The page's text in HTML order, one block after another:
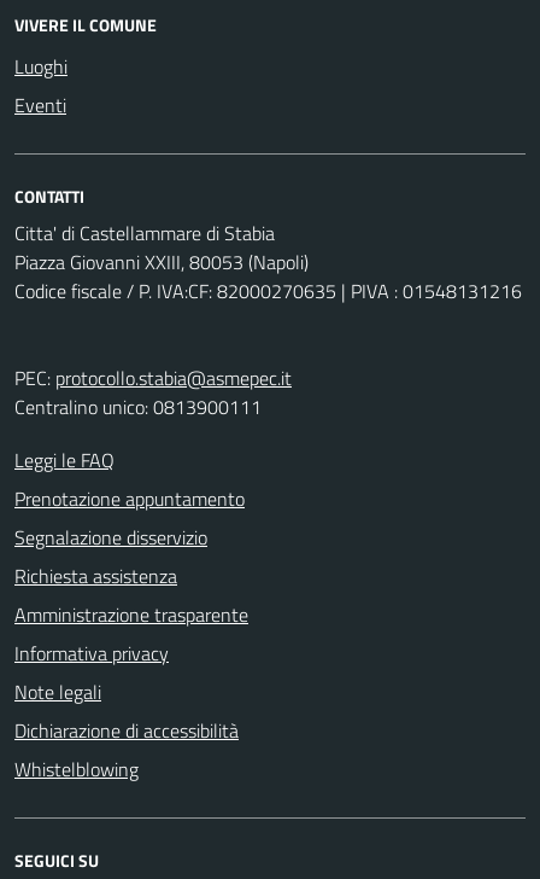
VIVERE IL COMUNE
Luoghi
Eventi
CONTATTI
Citta' di Castellammare di Stabia
Piazza Giovanni XXIII, 80053 (Napoli)
Codice fiscale / P. IVA:CF: 82000270635 | PIVA : 01548131216
PEC: protocollo.stabia@asmepec.it
Centralino unico: 0813900111
Leggi le FAQ
Prenotazione appuntamento
Segnalazione disservizio
Richiesta assistenza
Amministrazione trasparente
Informativa privacy
Note legali
Dichiarazione di accessibilità
Whistelblowing
SEGUICI SU